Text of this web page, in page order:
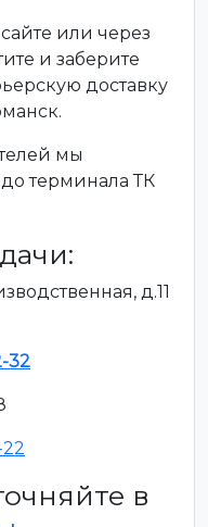
или через
и заберите
доставку
мы
терминала ТК
д.11
32
22
в